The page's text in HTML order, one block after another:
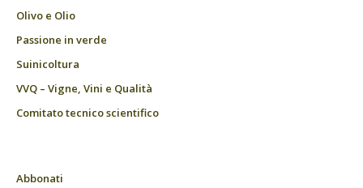
Olivo e Olio
Passione in verde
Suinicoltura
VVQ – Vigne, Vini e Qualità
Comitato tecnico scientifico
Abbonati